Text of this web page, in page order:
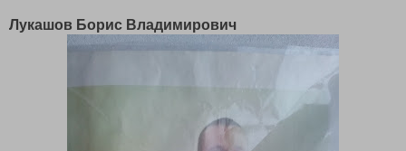
Лукашов Борис Владимирович